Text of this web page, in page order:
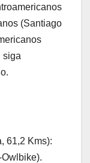
(Santiago
siga
61,2 Kms):